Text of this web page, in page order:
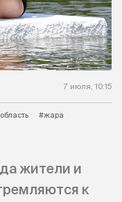
7 июля, 10:15
#жара
жители и
к